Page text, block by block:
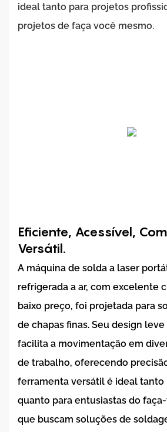
ideal tanto para projetos
projetos de faça você mesmo.
Eficiente, Acessível,
Versátil.
A máquina de solda a laser
refrigerada a ar, com excelente
baixo preço, foi projetada para
de chapas finas. Seu design
facilita a movimentação em
de trabalho, oferecendo
ferramenta versátil é ideal tanto
quanto para entusiastas do
que buscam soluções de